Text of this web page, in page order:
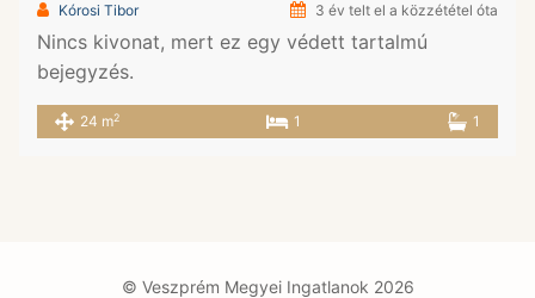
Kórosi Tibor
3 év telt el a közzététel óta
Nincs kivonat, mert ez egy védett tartalmú
bejegyzés.
24 m2 1 1
© Veszprém Megyei Ingatlanok 2026